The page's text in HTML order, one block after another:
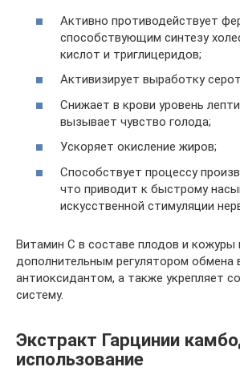
Активно противодействует
способствующим синтезу
кислот и триглицеридов;
Активизирует выработку
Снижает в крови уровень
вызывает чувство голода;
Ускоряет окисление жиров;
Способствует процессу
что приводит к быстрому
искусственной стимуляции
Витамин С в составе плодов и кожуры
дополнительным регулятором обмена
антиоксидантом, а также укрепляет
систему.
Экстракт Гарцинии
использование